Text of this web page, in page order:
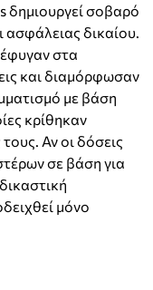
δημιουργεί σοβαρό
δικαίου.
στα
και διαμόρφωσαν
με βάση
κρίθηκαν
Αν οι δόσεις
σε βάση για
μόνο